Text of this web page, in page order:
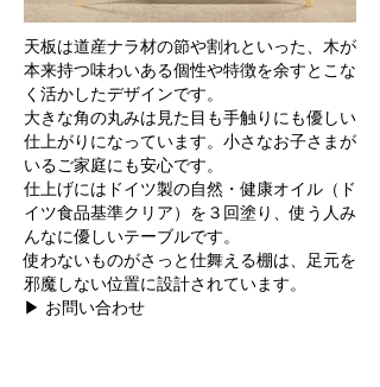
天板は道産ナラ材の節や割れといった、木が
本来持つ味わいある個性や特徴を余すとこな
く活かしたデザインです。
大きな角の丸みは見た目も手触りにも優しい
仕上がりになっています。小さなお子さまが
いるご家庭にも安心です。
仕上げにはドイツ製の自然・健康オイル（ド
イツ食品基準クリア）を３回塗り、使う人み
んなに優しいテーブルです。
使わないものがさっと仕舞える棚は、足元を
邪魔しない位置に設計されています。
▶ お問い合わせ